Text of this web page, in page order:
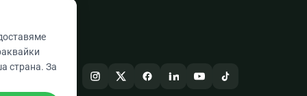
страна. За